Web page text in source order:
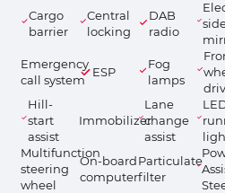
Cargo
barrier
Central
locking
DAB
radio
Emergency
call system
ESP
Fog
lamps
Hill-
start
assist
Immobilizer
Lane
change
assist
Multifunction
steering
wheel
On-board
computer
Particulate
filter